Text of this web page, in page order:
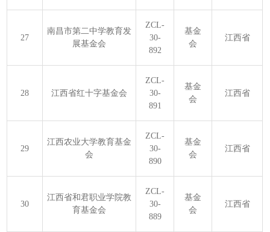
27
南昌市第二中学教育发
展基金会
ZCL-
30-
892
基金
会
江西省
28 江西省红十字基金会
ZCL-
30-
891
基金
会
江西省
29
江西农业大学教育基金
会
ZCL-
30-
890
基金
会
江西省
30
江西省和君职业学院教
育基金会
ZCL-
30-
889
基金
会
江西省